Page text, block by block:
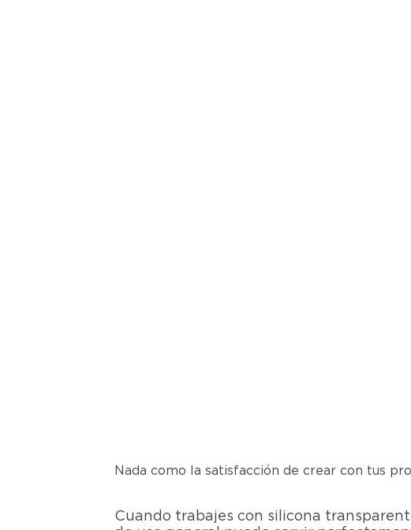
Nada como la satisfacción de crear con tus
Cuando trabajes con silicona